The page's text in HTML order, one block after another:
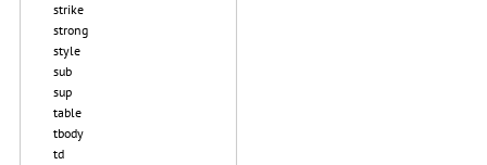
strike
strong
style
sub
sup
table
tbody
td